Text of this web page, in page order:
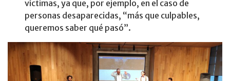
víctimas, ya que, por ejemplo, en el caso de
personas desaparecidas, “más que culpables,
queremos saber qué pasó”.